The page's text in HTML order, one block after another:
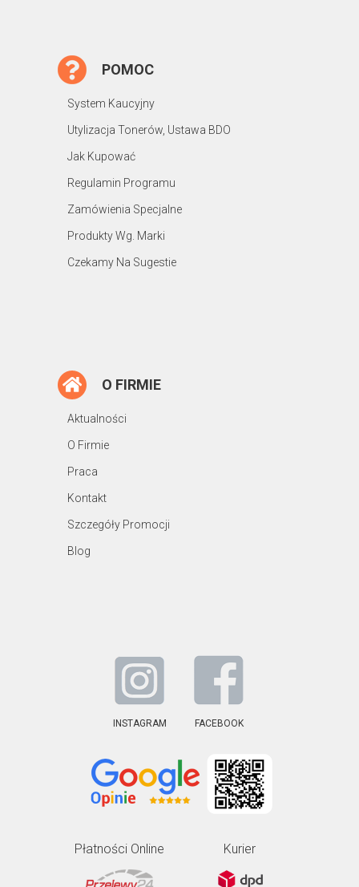
POMOC
System Kaucyjny
Utylizacja Tonerów, Ustawa BDO
Jak Kupować
Regulamin Programu
Zamówienia Specjalne
Produkty Wg. Marki
Czekamy Na Sugestie
O FIRMIE
Aktualności
O Firmie
Praca
Kontakt
Szczegóły Promocji
Blog
INSTAGRAM FACEBOOK
Płatności Online Kurier